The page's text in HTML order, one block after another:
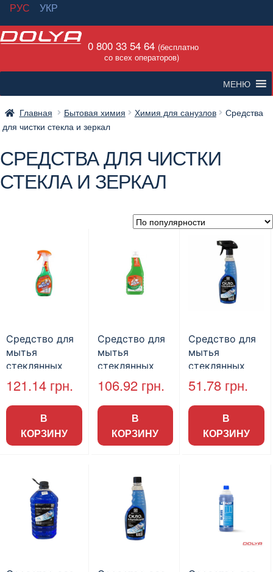
РУС
УКР
Перейти
навигации
Перейти
содержимому
0 800 33 54 64 (бесплатно
со всех операторов)
МЕНЮ
Главная Бытовая химия Химия для санузлов
Средства
для чистки стекла и зеркал
СРЕДСТВА ДЛЯ ЧИСТКИ
СТЕКЛА И ЗЕРКАЛ
Средство для
мытья
стеклянных
поверхностей
«Мистер
Мускул» с
распылителем,
500 мл, 12 шт./
уп.
121.14 грн.
В
КОРЗИНУ
Средство для
мытья
стеклянных
поверхностей
«Мистер
Мускул», без
распылителя,
запаска 500
мл, 12 шт./ящ.
106.92 грн.
В
КОРЗИНУ
Средство для
мытья
стеклянных
поверхностей
«B2B SERVICE
«Стекло.
Альпийское», с
распылителем
500мл
51.78 грн.
В
КОРЗИНУ